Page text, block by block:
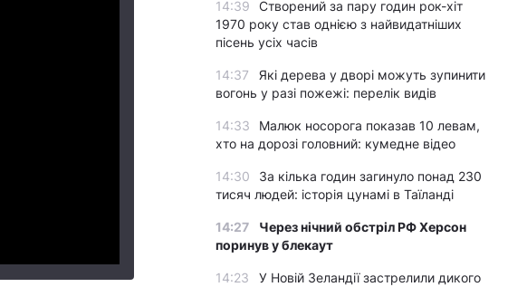
14:39
Створений за пару годин рок-хіт
1970 року став однією з найвидатніших
пісень усіх часів
14:37
Які дерева у дворі можуть зупинити
вогонь у разі пожежі: перелік видів
14:33
Малюк носорога показав 10 левам,
хто на дорозі головний: кумедне відео
14:30
За кілька годин загинуло понад 230
тисяч людей: історія цунамі в Таїланді
14:27
Через нічний обстріл РФ Херсон
поринув у блекаут
14:23
У Новій Зеландії застрелили дикого